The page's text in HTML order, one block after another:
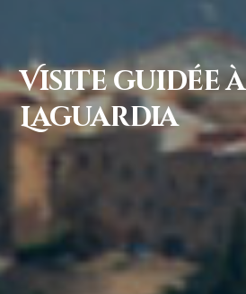
Visite guidée à
Laguardia